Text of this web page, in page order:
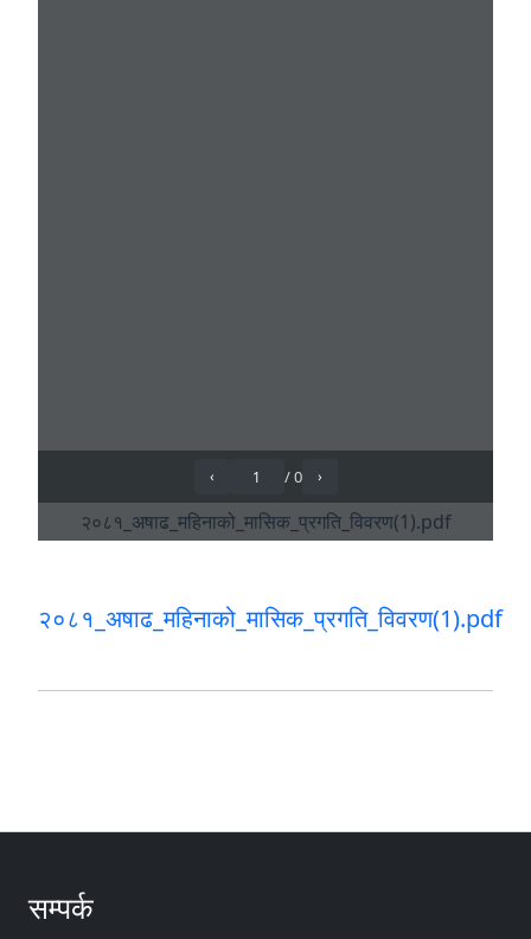
२०८१_अषाढ_महिनाको_मासिक_प्रगति_विवरण(1).pdf
सम्पर्क